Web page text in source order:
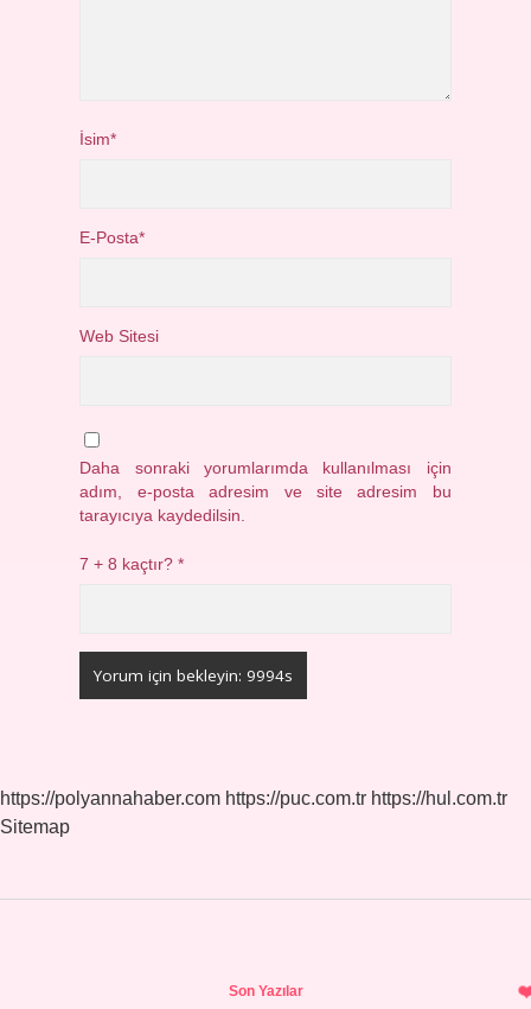
İsim*
E-Posta*
Web Sitesi
Daha sonraki yorumlarımda kullanılması için
adım, e-posta adresim ve site adresim bu
tarayıcıya kaydedilsin.
7 + 8 kaçtır?*
https://polyannahaber.com https://puc.com.tr https://hul.com.tr
Sitemap
Son Yazılar